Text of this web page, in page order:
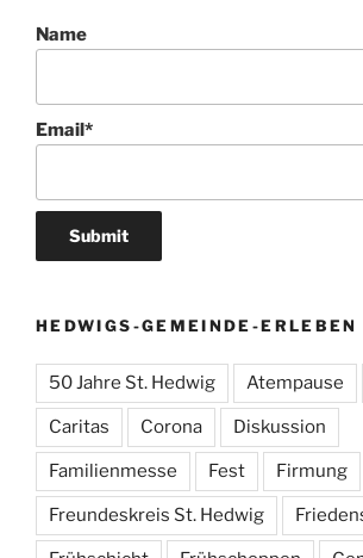
Name
Email*
HEDWIGS-GEMEINDE-ERLEBEN
50 Jahre St. Hedwig Atempause
Caritas Corona Diskussion
Familienmesse Fest Firmung
Freundeskreis St. Hedwig